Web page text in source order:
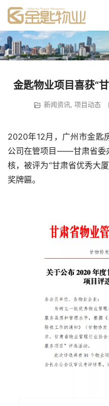
金匙物业项目喜获“
新闻资讯, 项目动态
2020年12月，广州市金匙
公司在管项目——甘肃省委
核，被评为“甘肃省优秀大
奖牌匾。